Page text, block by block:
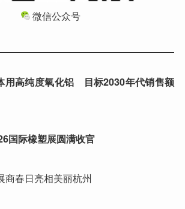
微信公众号
高纯度氧化铝 目标2030年代销售额
国际橡塑展圆满收官
商春日亮相美丽杭州